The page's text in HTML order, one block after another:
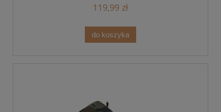
119,99 zł
do koszyka